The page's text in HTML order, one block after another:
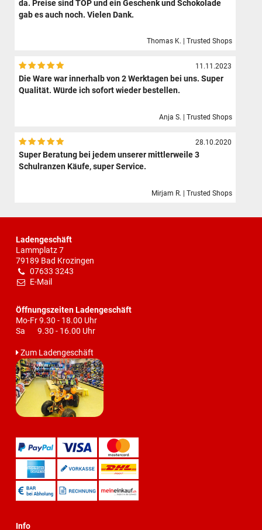
da. Preise sind TOP und ein Geschenk und Schokolade
gab es auch noch. Vielen Dank.
Thomas K. | Trusted Shops
11.11.2023
Die Ware war innerhalb von 2 Werktagen bei uns. Super
Qualität. Würde ich sofort wieder bestellen.
Anja S. | Trusted Shops
28.10.2020
Super Beratung bei jedem unserer mittlerweile 3
Schulranzen Käufe, super Service.
Mirjam R. | Trusted Shops
Ladengeschäft
Lammplatz 7
79189 Bad Krozingen
07633 3243
E-Mail
Öffnungszeiten Ladengeschäft
Mo-Fr 9.30 - 18.00 Uhr
Sa 9.30 - 16.00 Uhr
Zum Ladengeschäft
Info